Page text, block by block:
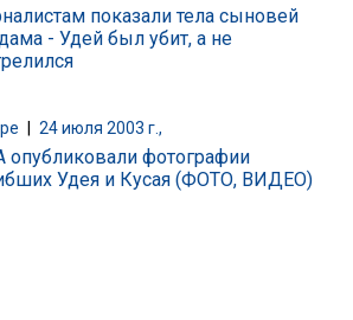
показали тела сыновей
- Удей был убит, а не
24 июля 2003 г.,
фотографии
Удея и Кусая (ФОТО, ВИДЕО)